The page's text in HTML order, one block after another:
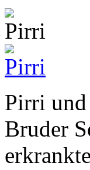
Pirri und
Bruder